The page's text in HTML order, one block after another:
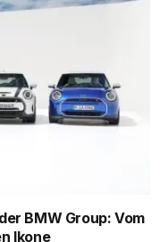
BMW Group: Vom
Ikone